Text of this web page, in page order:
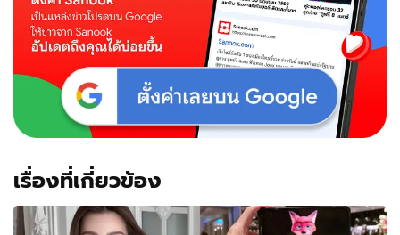
ตำนาน
"สามี
รวย
นะ"
เรื่องที่เกี่ยวข้อง